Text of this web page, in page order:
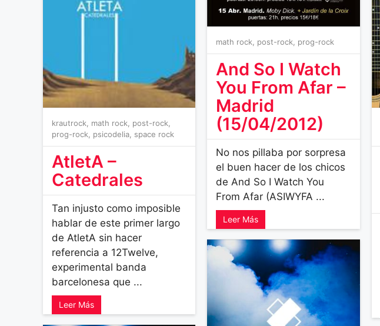
math rock post-rock prog-rock
And So I Watch
You From Afar –
Madrid
(15/04/2012)
No nos pillaba por sorpresa
el buen hacer de los chicos
de And So I Watch You
From Afar (ASIWYFA ...
Leer Más
krautrock math rock post-rock
prog-rock
psicodelia space rock
AtletA –
Catedrales
Tan injusto como imposible
hablar de este primer largo
de AtletA sin hacer
referencia a 12Twelve,
experimental banda
barcelonesa que ...
Leer Más